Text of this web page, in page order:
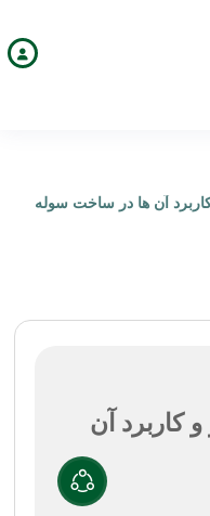
آن ها در ساخت سوله
آن